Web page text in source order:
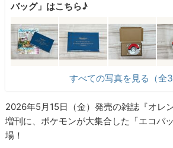
バッグ」はこちら♪
すべての写真を見る（全
2026年5月15日（金）発売の雑誌『オレ
増刊に、ポケモンが大集合した「エコバ
場！